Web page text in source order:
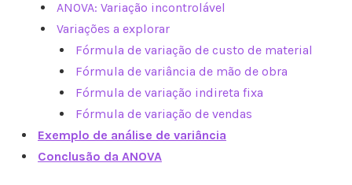
ANOVA: Variação incontrolável
Variações a explorar
Fórmula de variação de custo de material
Fórmula de variância de mão de obra
Fórmula de variação indireta fixa
Fórmula de variação de vendas
Exemplo de análise de variância
Conclusão da ANOVA